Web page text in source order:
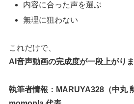
内容に合った声を選ぶ
無理に狙わない
これだけで、
AI音声動画の完成度が一段上がりま
執筆者情報：MARUYA328（中丸